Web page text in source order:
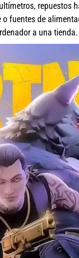
repuestos
fuentes de
a una tienda.